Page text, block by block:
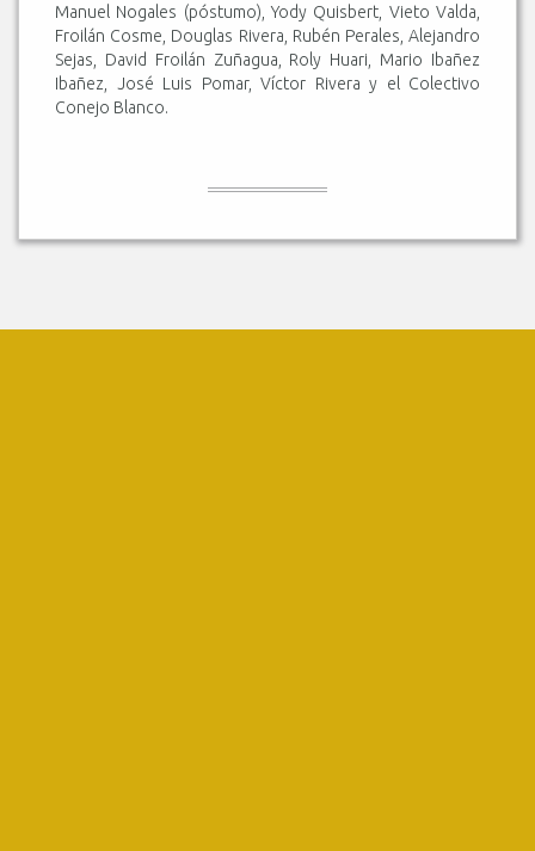
Manuel Nogales (póstumo), Yody Quisbert, Vieto Valda,
Froilán Cosme, Douglas Rivera, Rubén Perales, Alejandro
Sejas, David Froilán Zuñagua, Roly Huari, Mario Ibañez
Ibañez, José Luis Pomar, Víctor Rivera y el Colectivo
Conejo Blanco.